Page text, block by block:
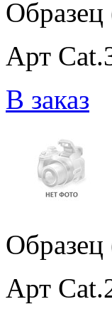
Арт
В заказ
Арт